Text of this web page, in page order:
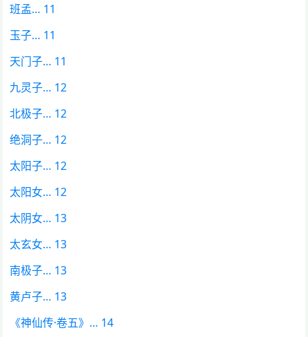
班孟… 11
玉子… 11
天门子… 11
九灵子… 12
北极子… 12
绝洞子… 12
太阳子… 12
太阳女… 12
太阴女… 13
太玄女… 13
南极子… 13
黄卢子… 13
《神仙传·卷五》… 14